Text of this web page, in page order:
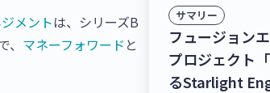
メントは、シリーズB
、 マネーフォワード と
サマリー
フュージョン
プロジェクト
るStarlight